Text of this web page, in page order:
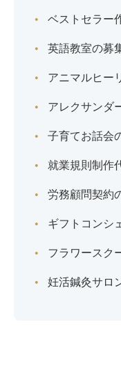
ベストセラー
英語教室の募
アニマルヒー
アレクサンダ
子育てお話会
就業規則制作
労務顧問契約
ギフトコンシ
フラワースク
妊活鍼灸サロ